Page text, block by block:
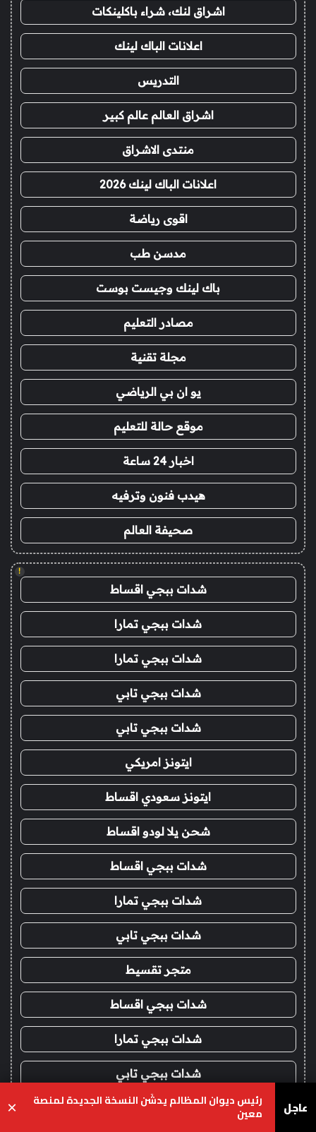
اشراق لنك، شراء باكلينكات
اعلانات الباك لينك
التدريس
اشراق العالم عالم كبير
منتدى الاشراق
اعلانات الباك لينك 2026
اقوى رياضة
مدسن طب
باك لينك وجيست بوست
مصادر التعليم
مجلة تقنية
يو ان بي الرياضي
موقع حالة للتعليم
اخبار 24 ساعة
هيدب فنون وترفيه
صحيفة العالم
!
شدات ببجي اقساط
شدات ببجي تمارا
شدات ببجي تمارا
شدات ببجي تابي
شدات ببجي تابي
ايتونز امريكي
ايتونز سعودي اقساط
شحن يلا لودو اقساط
شدات ببجي اقساط
شدات ببجي تمارا
شدات ببجي تابي
متجر تقسيط
شدات ببجي اقساط
شدات ببجي تمارا
شدات ببجي تابي
فور يو ستور
عاجل رئيس ديوان المظالم يدشّن النسخة الجديدة لمنصة
معين ×